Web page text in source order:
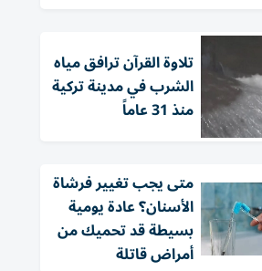
تلاوة القرآن ترافق مياه
الشرب في مدينة تركية
منذ 31 عاماً
متى يجب تغيير فرشاة
الأسنان؟ عادة يومية
بسيطة قد تحميك من
أمراض قاتلة